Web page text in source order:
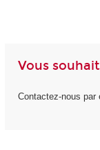
Vous
Contactez-nous par